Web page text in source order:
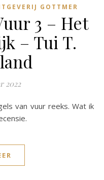
GOTTMER
3 – Het
– Tui T.
2022